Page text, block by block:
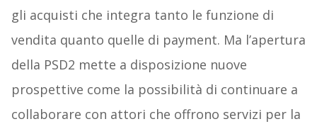
gli acquisti che integra tanto le funzione di
vendita quanto quelle di payment. Ma l’apertura
della PSD2 mette a disposizione nuove
prospettive come la possibilità di continuare a
collaborare con attori che offrono servizi per la